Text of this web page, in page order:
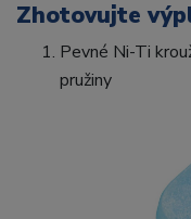
Zhotovujte
Pevné Ni-Ti
pružiny